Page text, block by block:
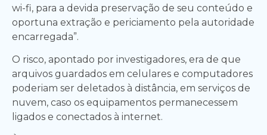
wi-fi, para a devida preservação de seu conteúdo e
oportuna extração e periciamento pela autoridade
encarregada”.
O risco, apontado por investigadores, era de que
arquivos guardados em celulares e computadores
poderiam ser deletados à distância, em serviços de
nuvem, caso os equipamentos permanecessem
ligados e conectados à internet.